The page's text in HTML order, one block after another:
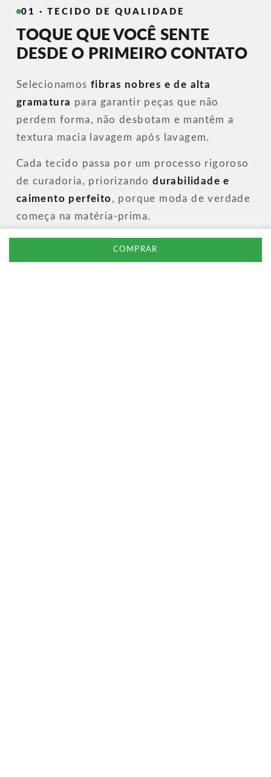
COMPRAR
01 · TECIDO DE QUALIDADE
TOQUE QUE VOCÊ SENTE
DESDE O PRIMEIRO CONTATO
Selecionamosfibras nobres e de alta
gramatura para garantir peças que não
perdem forma, não desbotam e mantêm a
textura macia lavagem após lavagem.
Cada tecido passa por um processo rigoroso
de curadoria, priorizandodurabilidade e
caimento perfeito, porque moda de verdade
começa na matéria-prima.